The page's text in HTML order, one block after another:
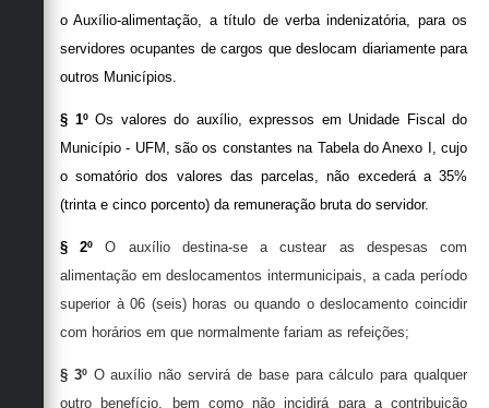
o Auxílio-alimentação, a título de verba indenizatória, para os
servidores ocupantes de cargos que deslocam diariamente para
outros Municípios.
§ 1º Os valores do auxílio, expressos em Unidade Fiscal do
Município - UFM, são os constantes na Tabela do Anexo I, cujo
o somatório dos valores das parcelas, não excederá a 35%
(trinta e cinco porcento) da remuneração bruta do servidor.
§ 2º O auxílio destina-se a custear as despesas com
alimentação em deslocamentos intermunicipais, a cada período
superior à 06 (seis) horas ou quando o deslocamento coincidir
com horários em que normalmente fariam as refeições;
§ 3º O auxílio não servirá de base para cálculo para qualquer
outro benefício, bem como não incidirá para a contribuição